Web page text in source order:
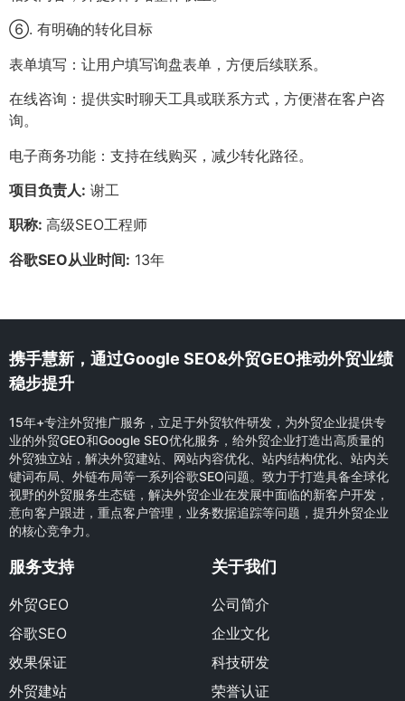
⑥. 有明确的转化目标
表单填写：让用户填写询盘表单，方便后续联系。
在线咨询：提供实时聊天工具或联系方式，方便潜在客户咨
询。
电子商务功能：支持在线购买，减少转化路径。
项目负责人: 谢工
职称: 高级SEO工程师
谷歌SEO从业时间: 13年
携手慧新，通过Google SEO&外贸GEO推动外贸业绩
稳步提升
15年+专注外贸推广服务，立足于外贸软件研发，为外贸企业提供专
业的外贸GEO和Google SEO优化服务，给外贸企业打造出高质量的
外贸独立站，解决外贸建站、网站内容优化、站内结构优化、站内关
键词布局、外链布局等一系列谷歌SEO问题。致力于打造具备全球化
视野的外贸服务生态链，解决外贸企业在发展中面临的新客户开发，
意向客户跟进，重点客户管理，业务数据追踪等问题，提升外贸企业
的核心竞争力。
服务支持
外贸GEO
谷歌SEO
效果保证
外贸建站
关于我们
公司简介
企业文化
科技研发
荣誉认证